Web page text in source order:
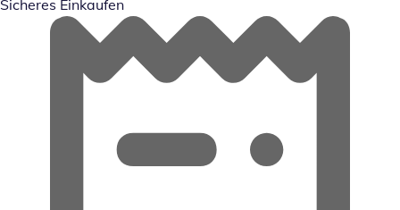
Sicheres Einkaufen